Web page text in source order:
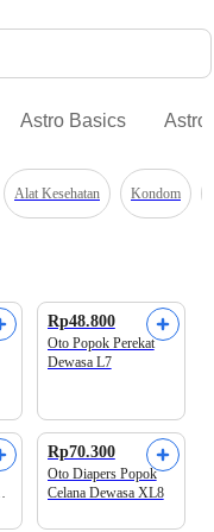
Astro Basics Astro
Alat Kesehatan Kondom
Rp48.800
Oto Popok Perekat
Dewasa L7
Rp70.300
Oto Diapers Popok
Celana Dewasa XL8